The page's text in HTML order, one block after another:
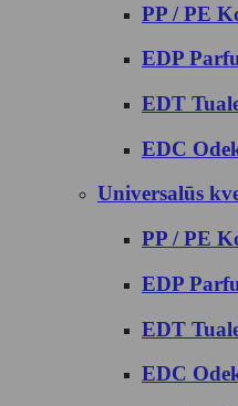
PP / PE
EDP
EDT
EDC
Universalūs
PP / PE
EDP
EDT
EDC